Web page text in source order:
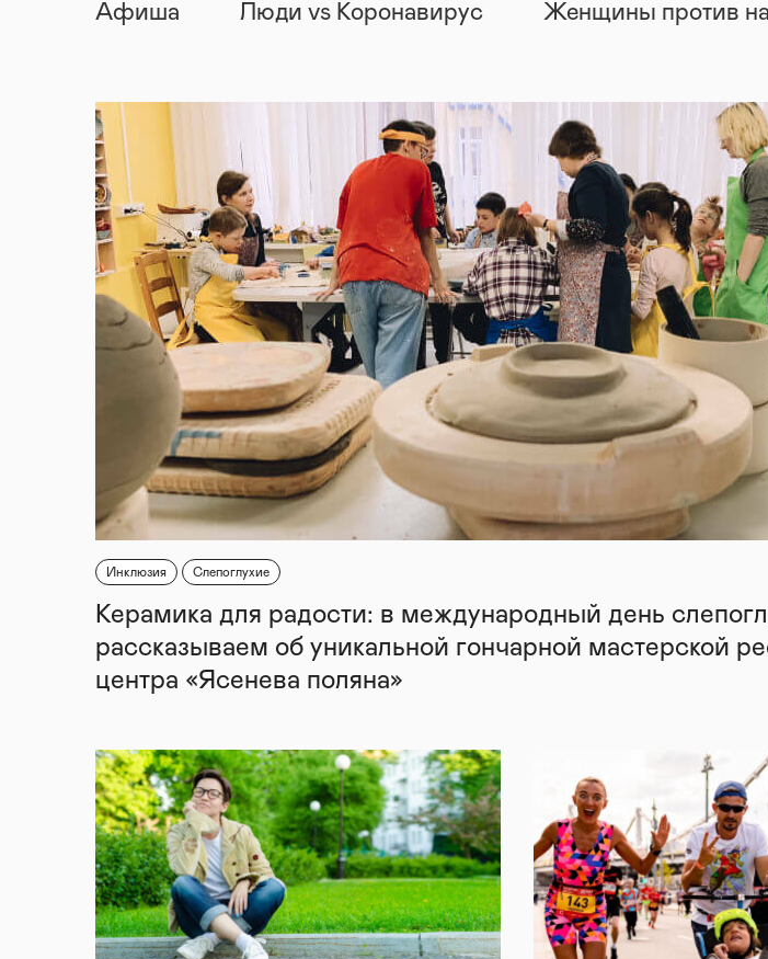
Афиша Люди vs Коронавирус Женщины против
Инклюзия Слепоглухие
Керамика для радости: в международный день
рассказываем об уникальной гончарной мастерской
центра «Ясенева поляна»